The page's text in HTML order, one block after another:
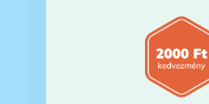
Mikor vehetem át a
esetleg bővítést is
Mikor kapom meg a